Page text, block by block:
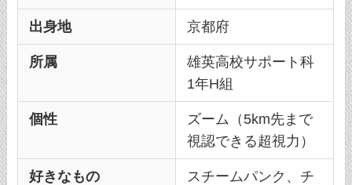
出身地 京都府
所属
雄英高校サポート科
1年H組
個性
ズーム（5km先まで
視認できる超視力）
好きなもの
スチームパンク、チ